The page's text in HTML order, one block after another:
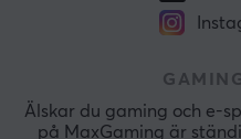
Älskar du gaming och e-
på MaxGaming är